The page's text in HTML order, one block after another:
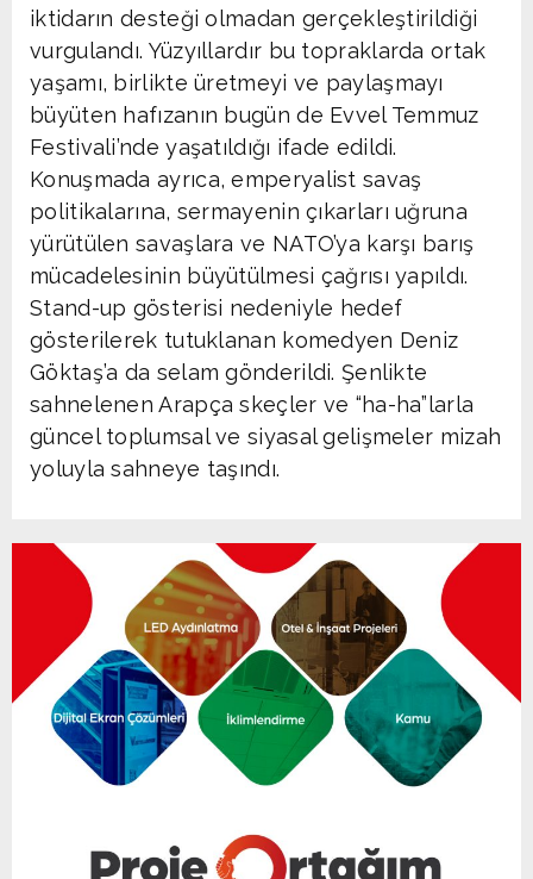
iktidarın desteği olmadan gerçekleştirildiği
vurgulandı. Yüzyıllardır bu topraklarda ortak
yaşamı, birlikte üretmeyi ve paylaşmayı
büyüten hafızanın bugün de Evvel Temmuz
Festivali’nde yaşatıldığı ifade edildi.
Konuşmada ayrıca, emperyalist savaş
politikalarına, sermayenin çıkarları uğruna
yürütülen savaşlara ve NATO’ya karşı barış
mücadelesinin büyütülmesi çağrısı yapıldı.
Stand-up gösterisi nedeniyle hedef
gösterilerek tutuklanan komedyen Deniz
Göktaş’a da selam gönderildi. Şenlikte
sahnelenen Arapça skeçler ve “ha-ha”larla
güncel toplumsal ve siyasal gelişmeler mizah
yoluyla sahneye taşındı.